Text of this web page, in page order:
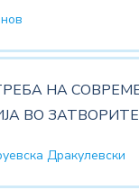
НА
ВО ЗАТВОРИТЕ
Дракулевски